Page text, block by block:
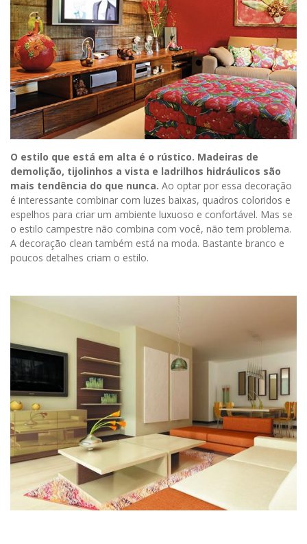
O estilo que está em alta é o rústico. Madeiras de
demolição, tijolinhos a vista e ladrilhos hidráulicos são
mais tendência do que nunca. Ao optar por essa decoração
é interessante combinar com luzes baixas, quadros coloridos e
espelhos para criar um ambiente luxuoso e confortável. Mas se
o estilo campestre não combina com você, não tem problema.
A decoração clean também está na moda. Bastante branco e
poucos detalhes criam o estilo.